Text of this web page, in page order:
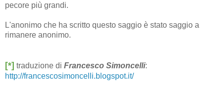
pecore più grandi.
L'anonimo che ha scritto questo saggio è stato saggio a
rimanere anonimo.
[*] traduzione di Francesco Simoncelli:
http://francescosimoncelli.blogspot.it/